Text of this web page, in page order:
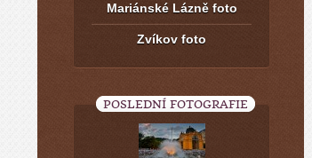
Mariánské Lázně foto
Zvíkov foto
POSLEDNÍ FOTOGRAFIE